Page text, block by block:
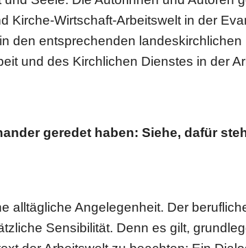
Kirche-Wirt­schaft-Arbeits­welt in der
den ent­spre­chen­den
und des Kirch­li­chen Dienstes in der
geredet haben: Siehe, dafür
all­täg­li­che Ange­le­gen­heit. Der
Sen­si­bi­li­tät. Denn es gilt,